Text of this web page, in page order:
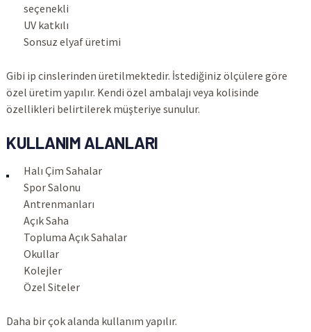
seçenekli
UV katkılı
Sonsuz elyaf üretimi
Gibi ip cinslerinden üretilmektedir. İstediğiniz ölçülere göre
özel üretim yapılır. Kendi özel ambalajı veya kolisinde
özellikleri belirtilerek müşteriye sunulur.
KULLANIM ALANLARI
Halı Çim Sahalar
Spor Salonu
Antrenmanları
Açık Saha
Topluma Açık Sahalar
Okullar
Kolejler
Özel Siteler
Daha bir çok alanda kullanım yapılır.